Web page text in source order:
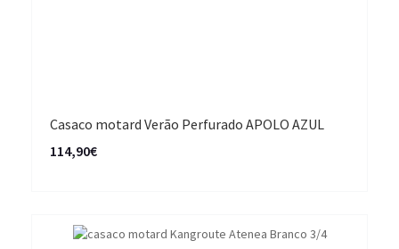
Casaco motard Verão Perfurado APOLO AZUL
114,90€